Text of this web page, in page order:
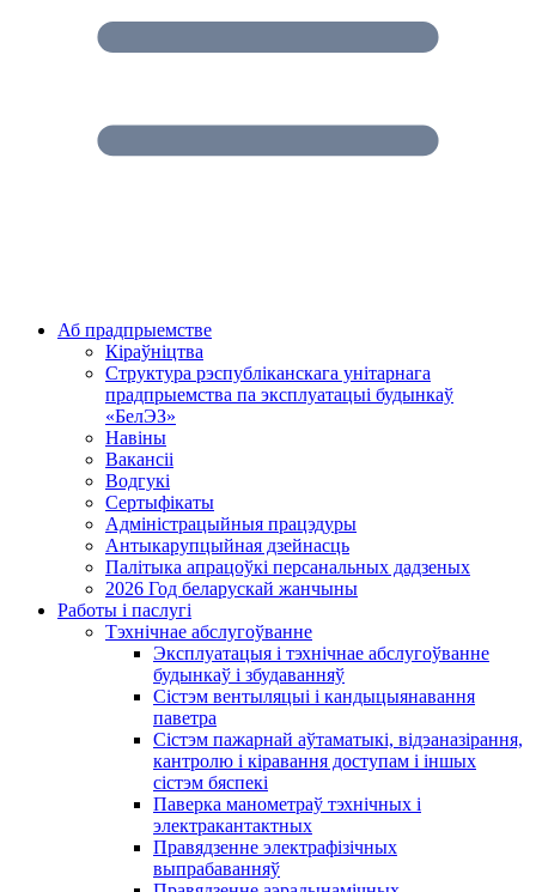
Аб прадпрыемстве
Кіраўніцтва
Структура рэспубліканскага унітарнага
прадпрыемства па эксплуатацыі будынкаў
«БелЭЗ»
Навіны
Вакансіі
Водгукі
Сертыфікаты
Адміністрацыйныя працэдуры
Антыкарупцыйная дзейнасць
Палітыка апрацоўкі персанальных дадзеных
2026 Год беларускай жанчыны
Работы і паслугі
Тэхнічнае абслугоўванне
Эксплуатацыя і тэхнічнае абслугоўванне
будынкаў і збудаванняў
Сістэм вентыляцыі і кандыцыянавання
паветра
Сістэм пажарнай аўтаматыкі, відэаназірання,
кантролю і кіравання доступам і іншых
сістэм бяспекі
Паверка манометраў тэхнічных і
электракантактных
Правядзенне электрафізічных
выпрабаванняў